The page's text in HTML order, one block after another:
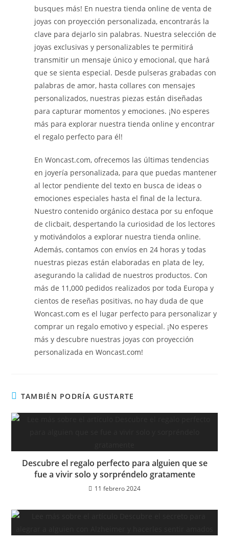
busques más! En nuestra tienda online de venta de
joyas con proyección personalizada, encontrarás la
clave para dejarlo sin palabras. Nuestra selección de
joyas exclusivas y personalizables te permitirá
transmitir un mensaje único y emocional, que hará
que se sienta especial. Desde pulseras grabadas con
palabras de amor, hasta collares con mensajes
personalizados, nuestras piezas están diseñadas
para capturar momentos y emociones. ¡No esperes
más para explorar nuestra tienda online y encontrar
el regalo perfecto para él!
En Woncast.com, ofrecemos las últimas tendencias
en joyería personalizada, para que puedas mantener
al lector pendiente del texto en busca de ideas o
emociones especiales hasta el final de la lectura.
Nuestro contenido orgánico destaca por su enfoque
de clicbait, despertando la curiosidad de los lectores
y motivándolos a explorar nuestra tienda online.
Además, contamos con envíos en 24 horas y todas
nuestras piezas están elaboradas en plata de ley,
asegurando la calidad de nuestros productos. Con
más de 11,000 pedidos realizados por toda Europa y
cientos de reseñas positivas, no hay duda de que
Woncast.com es el lugar perfecto para personalizar y
comprar un regalo emotivo y especial. ¡No esperes
más y descubre nuestras joyas con proyección
personalizada en Woncast.com!
TAMBIÉN PODRÍA GUSTARTE
Descubre el regalo perfecto para alguien que se
fue a vivir solo y sorpréndelo gratamente
11 febrero 2024